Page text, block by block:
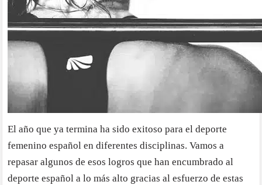
El año que ya termina ha sido exitoso para el deporte
femenino español en diferentes disciplinas. Vamos a
repasar algunos de esos logros que han encumbrado al
deporte español a lo más alto gracias al esfuerzo de estas